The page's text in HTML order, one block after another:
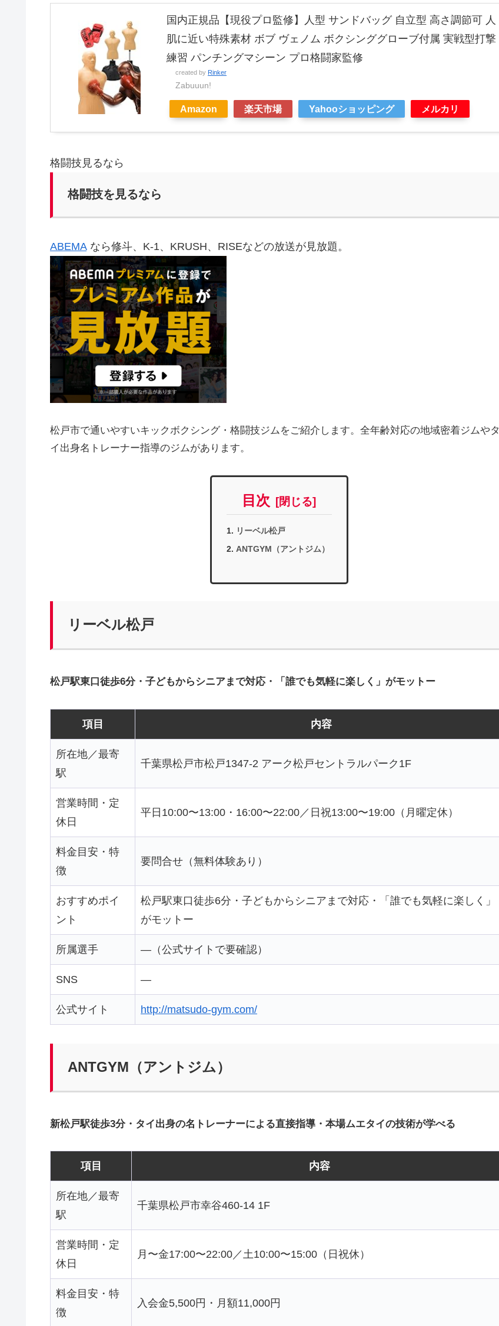
国内正規品【現役プロ監修】人型 サンドバッグ 自立型 高さ調節可 人
肌に近い特殊素材 ボブ ヴェノム ボクシンググローブ付属 実戦型打撃
練習 パンチングマシーン プロ格闘家監修
created by Rinker
Zabuuun!
Amazon 楽天市場 Yahooショッピング メルカリ
格闘技見るなら
格闘技を見るなら
ABEMA なら修斗、K-1、KRUSH、RISEなどの放送が見放題。
松戸市で通いやすいキックボクシング・格闘技ジムをご紹介します。全年齢対応の地域密着ジムやタ
イ出身名トレーナー指導のジムがあります。
目次
リーベル松戸
ANTGYM（アントジム）
リーベル松戸
松戸駅東口徒歩6分・子どもからシニアまで対応・「誰でも気軽に楽しく」がモットー
項目 内容
所在地／最寄
駅
千葉県松戸市松戸1347-2 アーク松戸セントラルパーク1F
営業時間・定
休日
平日10:00〜13:00・16:00〜22:00／日祝13:00〜19:00（月曜定休）
料金目安・特
徴
要問合せ（無料体験あり）
おすすめポイ
ント
松戸駅東口徒歩6分・子どもからシニアまで対応・「誰でも気軽に楽しく」
がモットー
所属選手 —（公式サイトで要確認）
SNS —
公式サイト http://matsudo-gym.com/
ANTGYM（アントジム）
新松戸駅徒歩3分・タイ出身の名トレーナーによる直接指導・本場ムエタイの技術が学べる
項目 内容
所在地／最寄
駅
千葉県松戸市幸谷460-14 1F
営業時間・定
休日
月〜金17:00〜22:00／土10:00〜15:00（日祝休）
料金目安・特
徴
入会金5,500円・月額11,000円